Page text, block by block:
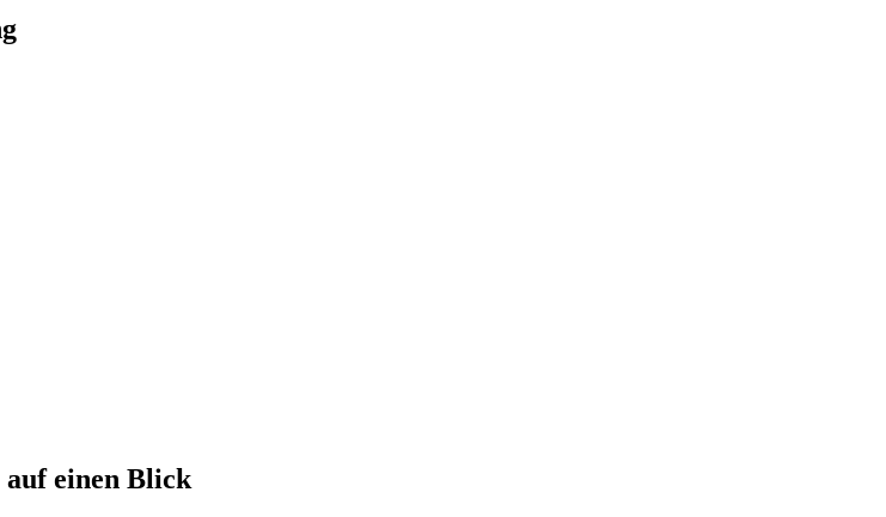
auf einen Blick